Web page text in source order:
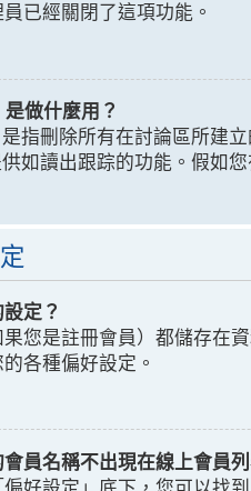
已經關閉了這項功能。
是做什麼用？
是指刪除所有在討論區所建
如讀出跟踪的功能。假如
定？
您是註冊會員）都儲存在
各種偏好設定。
員名稱不出現在線上會員